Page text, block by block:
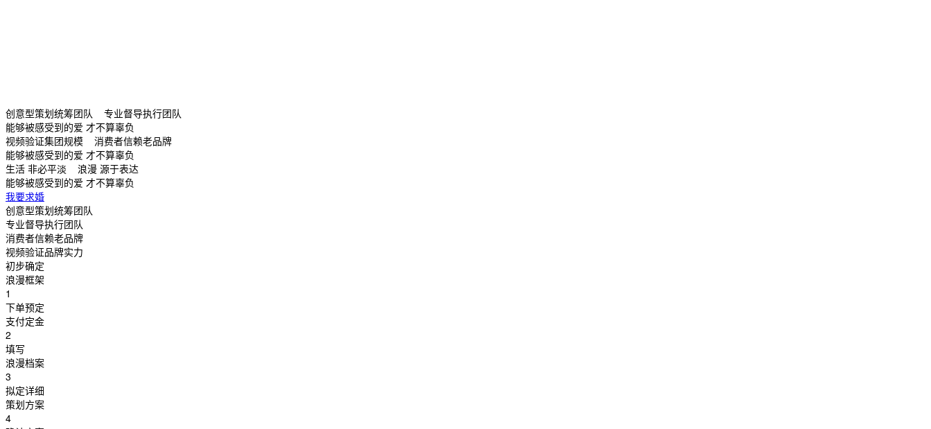
创意型策划统筹团队 专业督导执行团队
能够被感受到的爱 才不算辜负
视频验证集团规模 消费者信赖老品牌
能够被感受到的爱 才不算辜负
生活 非必平淡 浪漫 源于表达
能够被感受到的爱 才不算辜负
我要求婚
创意型策划统筹团队
专业督导执行团队
消费者信赖老品牌
视频验证品牌实力
初步确定
浪漫框架
1
下单预定
支付定金
2
填写
浪漫档案
3
拟定详细
策划方案
4